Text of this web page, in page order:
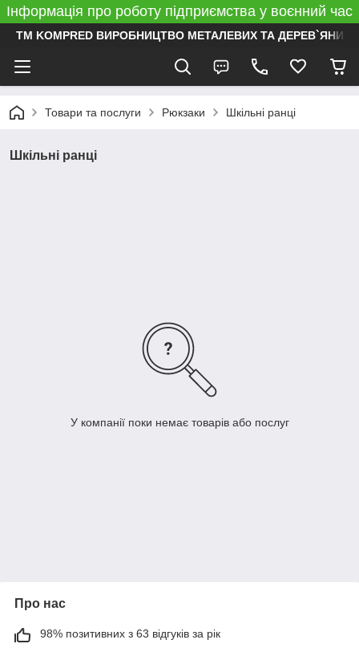
Інформація про роботу підприємства у воєнний час
ТМ KOMPRED ВИРОБНИЦТВО МЕТАЛЕВИХ ТА ДЕРЕВ`ЯНИХ
Товари та послуги Рюкзаки Шкільні ранці
Шкільні ранці
У компанії поки немає товарів або послуг
Про нас
98% позитивних з 63 відгуків за рік